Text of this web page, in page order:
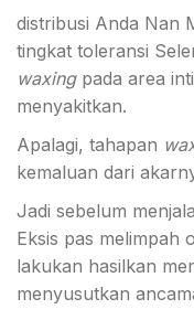
distribusi Anda Nan
tingkat toleransi
waxingpada area
menyakitkan.
Apalagi, tahapan
kemaluan dari
Jadi sebelum
Eksis pas melimpah
lakukan hasilkan
menyusutkan